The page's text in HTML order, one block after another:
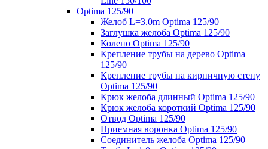
Optima 125/90
Желоб L=3.0m Optima 125/90
Заглушка желоба Optima 125/90
Колено Optima 125/90
Крепление трубы на дерево Optima
125/90
Крепление трубы на кирпичную стену
Optima 125/90
Крюк желоба длинный Optima 125/90
Крюк желоба короткий Optima 125/90
Отвод Optima 125/90
Приемная воронка Optima 125/90
Соединитель желоба Optima 125/90